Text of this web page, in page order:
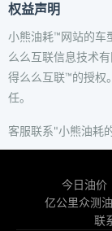
权益声明
小熊油耗™网站的车
么么互联信息技术
得么么互联™的授权
任。
客服联系"小熊油耗
今日油价
亿公里众测
联